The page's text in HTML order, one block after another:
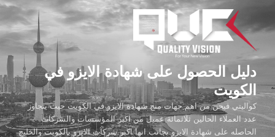
المحتوى
دليل الحصول على شهادة الايزو في
الكويت
كواليتي فيجن من اهم جهات منح شهادة الايزو في الكويت حيث يتجاوز
عدد العملاء الحالين ثلاثمائة عميل من اكبر المؤسسات والشركات
الحاصله على شهادة الايزو بجانب انها اكبر شركات الايزو بالكويت والخليج